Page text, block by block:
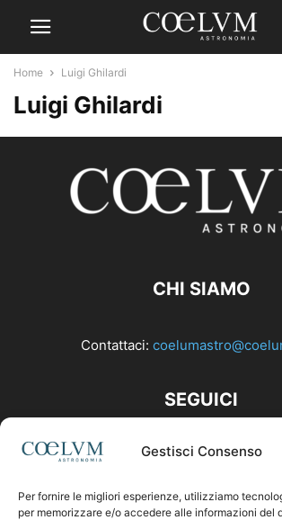
Gestisci Consenso
Per fornire le migliori esperienze, utilizziamo
per memorizzare e/o accedere alle informazioni del
Home Luigi Ghilardi
Luigi Ghilardi
CHI SIAMO
Contattaci:
SEGUICI